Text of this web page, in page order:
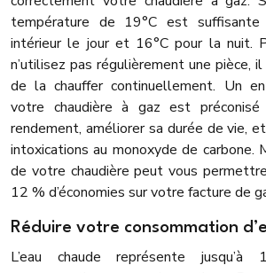
température de 19°C est suffisante
intérieur le jour et 16°C pour la nuit.
n’utilisez pas régulièrement une pièce,
de la chauffer continuellement. Un
votre chaudière à gaz est
rendement, améliorer sa durée de vie,
intoxications au monoxyde de carbone.
de votre chaudière peut vous
12 % d’économies sur votre facture de
Réduire votre consommation
L’eau chaude représente